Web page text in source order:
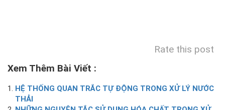
Rate this post
Xem Thêm Bài Viết :
HỆ THỐNG QUAN TRẮC TỰ ĐỘNG TRONG XỬ LÝ NƯỚC
THẢI